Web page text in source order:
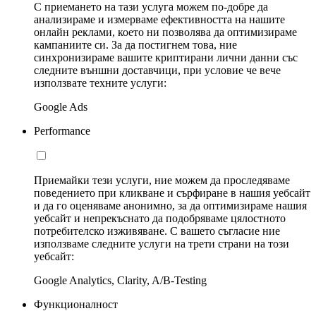
С приемането на тази услуга можем по-добре да
анализираме и измерваме ефективността на нашите
онлайн реклами, което ни позволява да оптимизираме
кампаниите си. За да постигнем това, ние
синхронизираме вашите криптирани лични данни със
следните външни доставчици, при условие че вече
използвате техните услуги:
Google Ads
Performance
Приемайки тези услуги, ние можем да проследяваме
поведението при кликване и сърфиране в нашия уебсайт
и да го оценяваме анонимно, за да оптимизираме нашия
уебсайт и непрекъснато да подобряваме цялостното
потребителско изживяване. С вашето съгласие ние
използваме следните услуги на трети страни на този
уебсайт:
Google Analytics, Clarity, A/B-Testing
Функционалност